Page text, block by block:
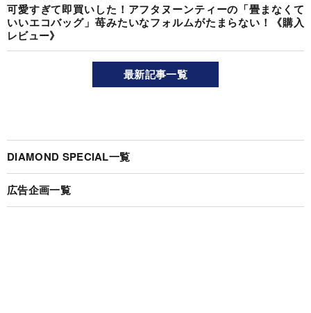
可愛すぎて即買いした！アフタヌーンティーの「畳まなくて
いいエコバッグ」苺みたいなフォルムがたまらない！《購入
レビュー》
最新記事一覧
DIAMOND SPECIAL一覧
広告企画一覧